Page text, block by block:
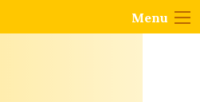
Menu